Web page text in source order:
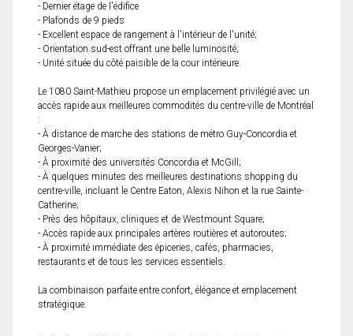
- Dernier étage de l'édifice
- Plafonds de 9 pieds
- Excellent espace de rangement à l'intérieur de l'unité;
- Orientation sud-est offrant une belle luminosité;
- Unité située du côté paisible de la cour intérieure.
Le 1080 Saint-Mathieu propose un emplacement privilégié avec un
accès rapide aux meilleures commodités du centre-ville de Montréal
:
- À distance de marche des stations de métro Guy-Concordia et
Georges-Vanier;
- À proximité des universités Concordia et McGill;
- À quelques minutes des meilleures destinations shopping du
centre-ville, incluant le Centre Eaton, Alexis Nihon et la rue Sainte-
Catherine;
- Près des hôpitaux, cliniques et de Westmount Square;
- Accès rapide aux principales artères routières et autoroutes;
- À proximité immédiate des épiceries, cafés, pharmacies,
restaurants et de tous les services essentiels.
La combinaison parfaite entre confort, élégance et emplacement
stratégique.